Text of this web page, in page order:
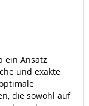
ein Ansatz
und exakte
die sowohl auf